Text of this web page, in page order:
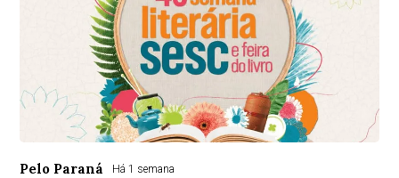
Pelo Paraná Há 1 semana